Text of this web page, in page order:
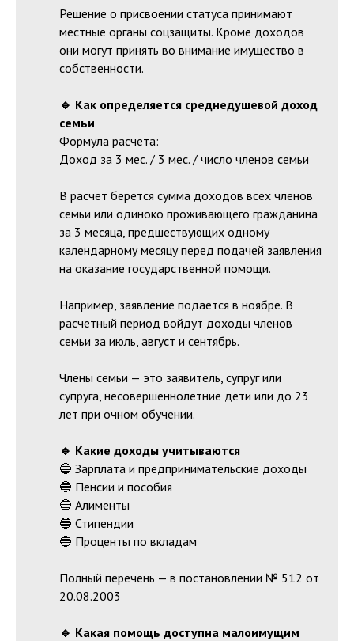
Решение о присвоении статуса принимают
местные органы соцзащиты. Кроме доходов
они могут принять во внимание имущество в
собственности.
🔹 Как определяется среднедушевой доход
семьи
Формула расчета:
Доход за 3 мес. / 3 мес. / число членов семьи
В расчет берется сумма доходов всех членов
семьи или одиноко проживающего гражданина
за 3 месяца, предшествующих одному
календарному месяцу перед подачей заявления
на оказание государственной помощи.
Например, заявление подается в ноябре. В
расчетный период войдут доходы членов
семьи за июль, август и сентябрь.
Члены семьи — это заявитель, супруг или
супруга, несовершеннолетние дети или до 23
лет при очном обучении.
🔹 Какие доходы учитываются
🔵 Зарплата и предпринимательские доходы
🔵 Пенсии и пособия
🔵 Алименты
🔵 Стипендии
🔵 Проценты по вкладам
Полный перечень — в постановлении № 512 от
20.08.2003
🔹 Какая помощь доступна малоимущим